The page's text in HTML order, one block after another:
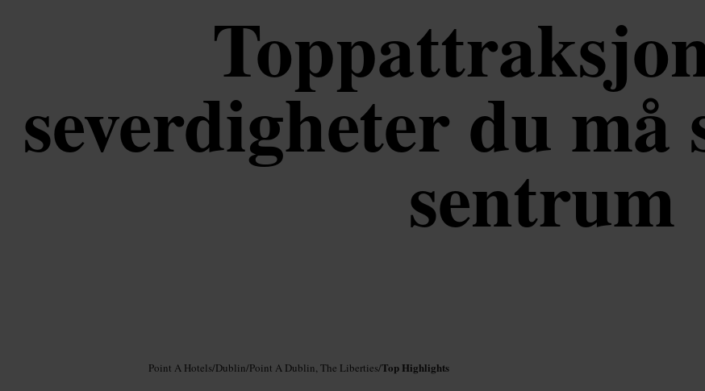
severdigheter du må
sentrum
Point A Hotels/Dublin/Point A Dublin, The Liberties/Top Highlights